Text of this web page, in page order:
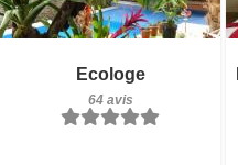
Ecologe
64 avis
64 avis